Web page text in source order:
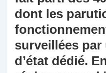
dont les
surveillées
d’état dédié.